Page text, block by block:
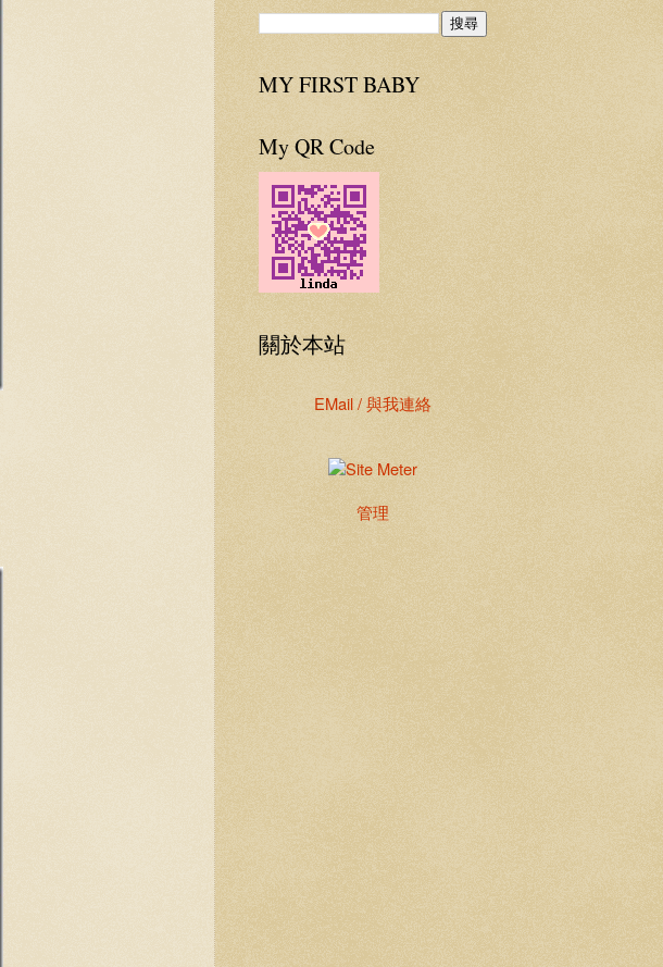
MY FIRST BABY
My QR Code
關於本站
EMail / 與我連絡
管理